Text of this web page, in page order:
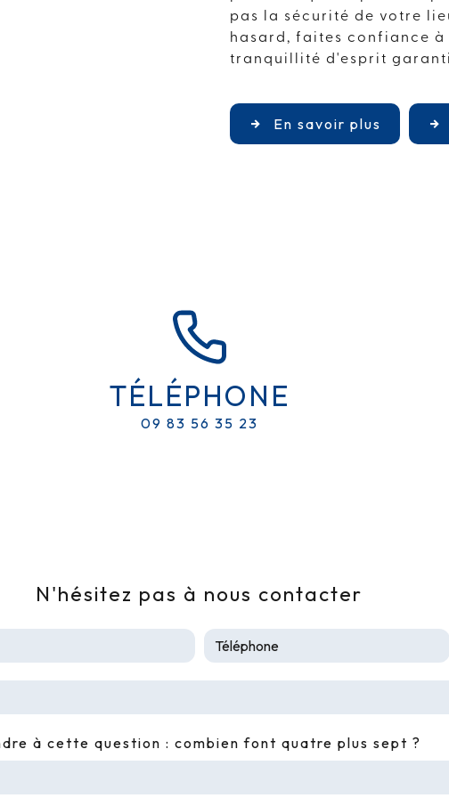
pas la sécurité de votre
hasard, faites confiance à
tranquillité d'esprit
En savoir plus
TÉLÉPHONE
09 83 56 35 23
N'hésitez pas à nous contacter
à cette question : combien font quatre plus sept ?